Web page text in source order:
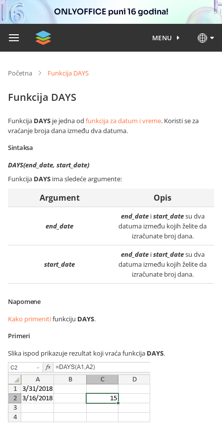
ONLYOFFICE puni 16 godina!
MENU
Početna Funkcija DAYS
Funkcija DAYS
Funkcija DAYS je jedna od funkcija za datum i vreme. Koristi se za
vraćanje broja dana između dva datuma.
Sintaksa
DAYS(end_date, start_date)
Funkcija DAYS ima sledeće argumente:
Argument Opis
end_date
end_dateistart_datesu dva
datuma između kojih želite da
izračunate broj dana.
start_date
end_dateistart_datesu dva
datuma između kojih želite da
izračunate broj dana.
Napomene
Kako primenitifunkciju DAYS.
Primeri
Slika ispod prikazuje rezultat koji vraća funkcija DAYS.